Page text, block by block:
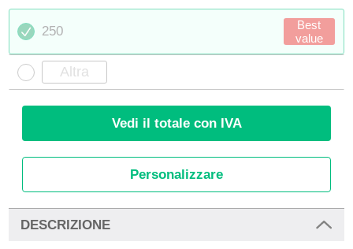
250
Best
value
Vedi il totale con IVA
Personalizzare
DESCRIZIONE